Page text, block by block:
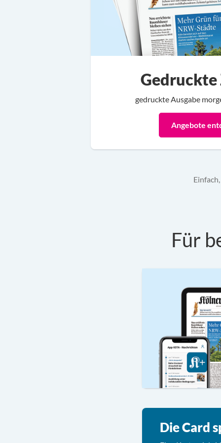
gedruckte Ausgabe
Angebote
Für
Die Card